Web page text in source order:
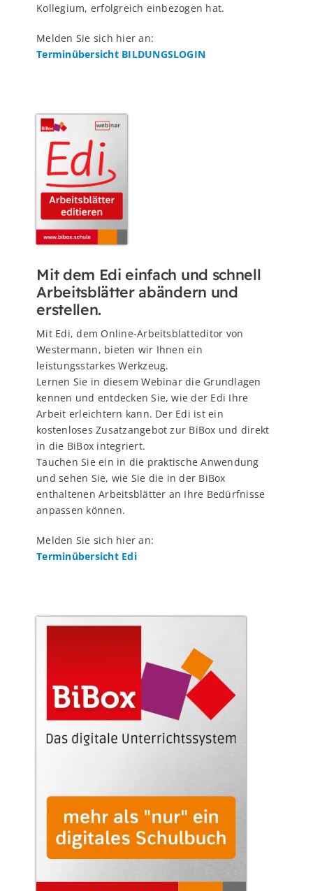
Kollegium, erfolgreich einbezogen hat.
Melden Sie sich hier an:
Terminübersicht BILDUNGSLOGIN
Mit dem Edi einfach und schnell
Arbeitsblätter abändern und
erstellen.
Mit Edi, dem Online-Arbeitsblatteditor von
Westermann, bieten wir Ihnen ein
leistungsstarkes Werkzeug.
Lernen Sie in diesem Webinar die Grundlagen
kennen und entdecken Sie, wie der Edi Ihre
Arbeit erleichtern kann. Der Edi ist ein
kostenloses Zusatzangebot zur BiBox und direkt
in die BiBox integriert.
Tauchen Sie ein in die praktische Anwendung
und sehen Sie, wie Sie die in der BiBox
enthaltenen Arbeitsblätter an Ihre Bedürfnisse
anpassen können.
Melden Sie sich hier an:
Terminübersicht Edi